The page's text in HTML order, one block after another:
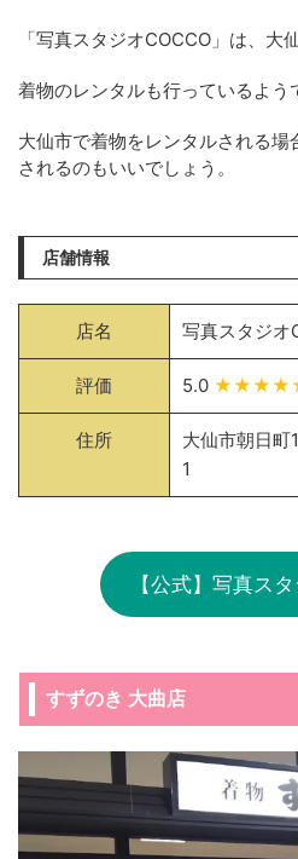
「写真スタジオCOCCO」は、大
着物のレンタルも行っているよう
大仙市で着物をレンタルされる
されるのもいいでしょう。
店舗情報
店名 写真スタジオ
評価 5.0
住所
大仙市朝日
1
【公式】写真ス
すずのき 大曲店